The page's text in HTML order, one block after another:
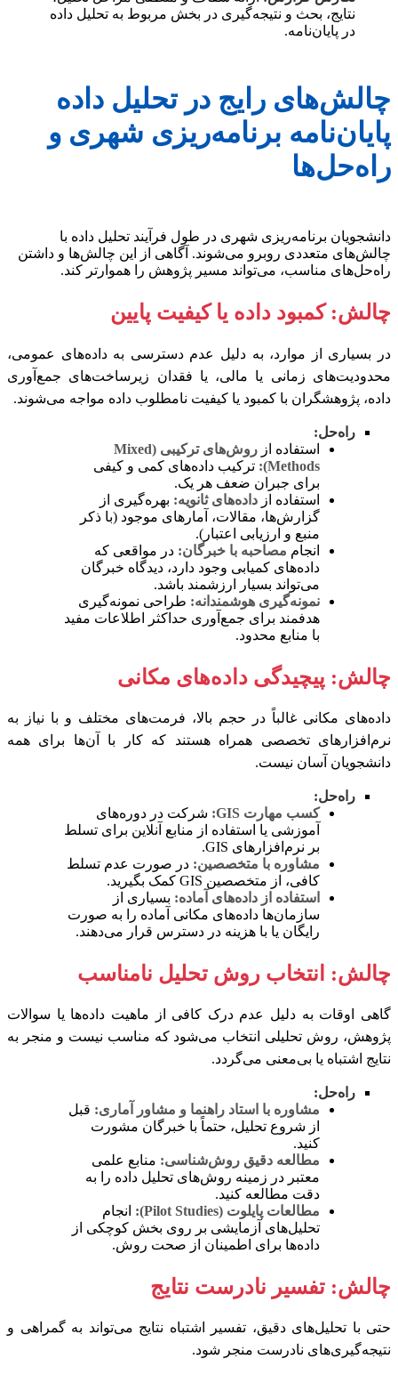
نتایج، بحث و نتیجه‌گیری در بخش مربوط به تحلیل داده
در پایان‌نامه.
چالش‌های رایج در تحلیل داده
پایان‌نامه برنامه‌ریزی شهری و
راه‌حل‌ها
دانشجویان برنامه‌ریزی شهری در طول فرآیند تحلیل داده با
چالش‌های متعددی روبرو می‌شوند. آگاهی از این چالش‌ها و داشتن
راه‌حل‌های مناسب، می‌تواند مسیر پژوهش را هموارتر کند.
چالش: کمبود داده یا کیفیت پایین
در بسیاری از موارد، به دلیل عدم دسترسی به داده‌های عمومی،
محدودیت‌های زمانی یا مالی، یا فقدان زیرساخت‌های جمع‌آوری
داده، پژوهشگران با کمبود یا کیفیت نامطلوب داده مواجه می‌شوند.
راه‌حل:
استفاده از
روش‌های ترکیبی (Mixed
Methods):
ترکیب داده‌های کمی و کیفی
برای جبران ضعف هر یک.
استفاده از داده‌های ثانویه: بهره‌گیری از
گزارش‌ها، مقالات، آمارهای موجود (با ذکر
منبع و ارزیابی اعتبار).
انجام مصاحبه با خبرگان: در مواقعی که
داده‌های کمیابی وجود دارد، دیدگاه خبرگان
می‌تواند بسیار ارزشمند باشد.
نمونه‌گیری هوشمندانه: طراحی نمونه‌گیری
هدفمند برای جمع‌آوری حداکثر اطلاعات مفید
با منابع محدود.
چالش: پیچیدگی داده‌های مکانی
داده‌های مکانی غالباً در حجم بالا، فرمت‌های مختلف و با نیاز به
نرم‌افزارهای تخصصی همراه هستند که کار با آن‌ها برای همه
دانشجویان آسان نیست.
راه‌حل:
کسب مهارت GIS:
شرکت در دوره‌های
آموزشی یا استفاده از منابع آنلاین برای تسلط
بر نرم‌افزارهای GIS.
مشاوره با متخصصین: در صورت عدم تسلط
کافی، از متخصصین GIS کمک بگیرید.
استفاده از داده‌های آماده: بسیاری از
سازمان‌ها داده‌های مکانی آماده را به صورت
رایگان یا با هزینه در دسترس قرار می‌دهند.
چالش: انتخاب روش تحلیل نامناسب
گاهی اوقات به دلیل عدم درک کافی از ماهیت داده‌ها یا سوالات
پژوهش، روش تحلیلی انتخاب می‌شود که مناسب نیست و منجر به
نتایج اشتباه یا بی‌معنی می‌گردد.
راه‌حل:
مشاوره با استاد راهنما و مشاور آماری: قبل
از شروع تحلیل، حتماً با خبرگان مشورت
کنید.
مطالعه دقیق روش‌شناسی: منابع علمی
معتبر در زمینه روش‌های تحلیل داده را به
دقت مطالعه کنید.
مطالعات پایلوت (Pilot Studies):
انجام
تحلیل‌های آزمایشی بر روی بخش کوچکی از
داده‌ها برای اطمینان از صحت روش.
چالش: تفسیر نادرست نتایج
حتی با تحلیل‌های دقیق، تفسیر اشتباه نتایج می‌تواند به گمراهی و
نتیجه‌گیری‌های نادرست منجر شود.